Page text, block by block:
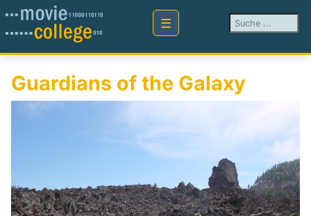
Suchen ...
Guardians of the Galaxy